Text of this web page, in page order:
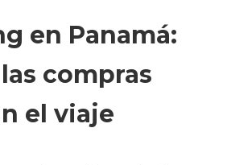
en Panamá:
compras
el viaje